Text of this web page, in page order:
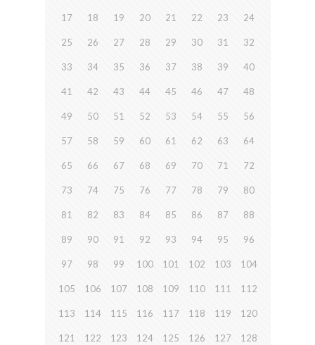
17 18 19 20 21 22 23 24
25 26 27 28 29 30 31 32
33 34 35 36 37 38 39 40
41 42 43 44 45 46 47 48
49 50 51 52 53 54 55 56
57 58 59 60 61 62 63 64
65 66 67 68 69 70 71 72
73 74 75 76 77 78 79 80
81 82 83 84 85 86 87 88
89 90 91 92 93 94 95 96
97 98 99 100 101 102 103 104
105 106 107 108 109 110 111 112
113 114 115 116 117 118 119 120
121 122 123 124 125 126 127 128